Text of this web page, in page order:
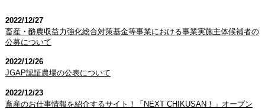
2022/12/27
畜産・酪農収益力強化総合対策基金等事業における事業実施主体候補者の
公募について
2022/12/26
JGAP認証農場の公表について
2022/12/23
畜産のお仕事情報を紹介するサイト！「NEXT CHIKUSAN！」オープン